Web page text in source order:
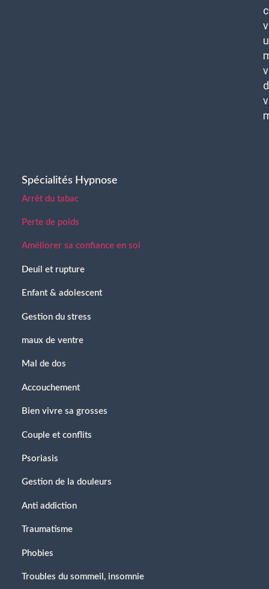
Spécialités Hypnose
Arrêt du tabac
Perte de poids
Améliorer sa confiance en soi
Deuil et rupture
Enfant & adolescent
Gestion du stress
maux de ventre
Mal de dos
Accouchement
Bien vivre sa grosses
Couple et conflits
Psoriasis
Gestion de la douleurs
Anti addiction
Traumatisme
Phobies
Troubles du sommeil, insomnie